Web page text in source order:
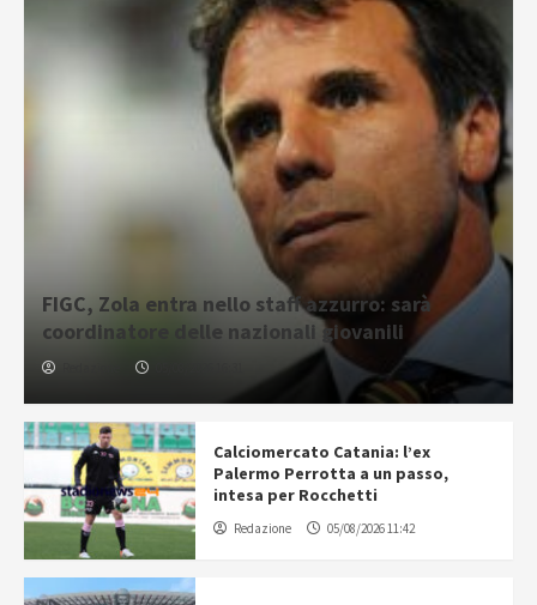
FIGC, Zola entra nello staff azzurro: sarà
coordinatore delle nazionali giovanili
Calciomercato Catania: l’ex
Palermo Perrotta a un passo,
intesa per Rocchetti
Redazione 05/08/2026 11:42